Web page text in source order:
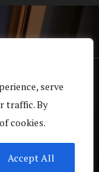
serve
traffic. By
cookies.
Accept All
Turbo y
y cookies